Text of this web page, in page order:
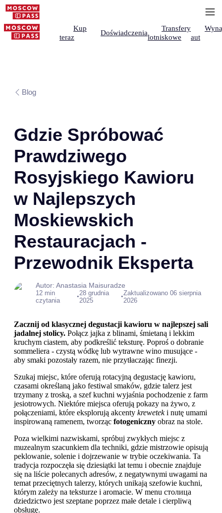
Kup
teraz
Doświadczenia
Transfery
lotniskowe
aut
Blog
Gdzie Spróbować
Prawdziwego
Rosyjskiego Kawioru
w Najlepszych
Moskiewskich
Restauracjach -
Przewodnik Eksperta
Autor: Anastasia Maisuradze
12 min
czytania
•28 grudnia
2025
•Zaktualizowano 06 sierpnia
2026
Zacznij od klasycznej degustacji kawioru w najlepszej sali
jadalnej stolicy. Połącz jajka z blinami, śmietaną i lekkim
kruchym ciastem, aby podkreślić teksturę. Poproś o dobranie
sommeliera - czystą wódkę lub wytrawne wino musujące -
aby smaki pozostały razem, nie przytłaczając finezji.
Szukaj miejsc, które oferują rotacyjną degustację kawioru,
czasami określaną jako festiwal smaków, gdzie talerz jest
trzymany z troską, a szef kuchni wyjaśnia pochodzenie z farm
jesiotrowych. Niektóre miejsca oferują pokazy na żywo, z
połączeniami, które eksplorują akcenty kreweteki nutę umami
inspirowaną ramenem, tworząc fotogeniczny obraz na stole.
Poza wielkimi nazwiskami, spróbuj zwykłych miejsc z
muzealnym szacunkiem dla techniki, gdzie mistrzowie opisują
peklowanie, solenie i dojrzewanie w trybie oczekiwania. Ta
tradycja rozpoczęła się dziesiątki lat temu i obecnie znajduje
się na liście polecanych adresów, z negatywnymi uwagami na
temat przeciętnych talerzy, których unikają szefowie kuchni,
którym zależy na teksturze i aromacie. W menu столица
dziedzictwo jest szeptane poprzez małe detale i cierpliwą
obsługę.